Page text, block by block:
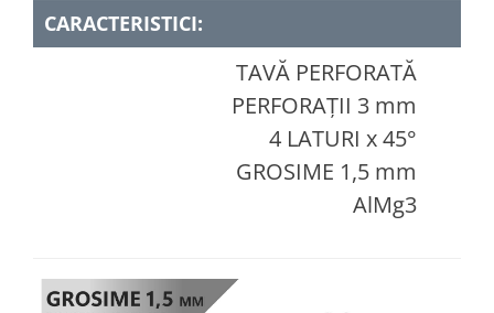
CARACTERISTICI:
TAVĂ PERFORATĂ
PERFORAȚII 3 mm
4 LATURI x 45°
GROSIME 1,5 mm
AlMg3